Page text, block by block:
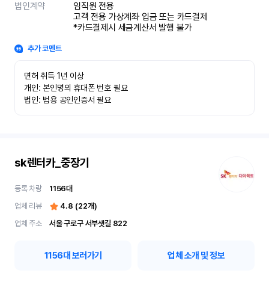
법인계약
임직원 전용
고객 전용 가상계좌 입금 또는 카드결제
*카드결제시 세금계산서 발행 불가
추가 코멘트
면허 취득 1년 이상
개인: 본인명의 휴대폰 번호 필요
법인: 범용 공인인증서 필요
sk렌터카_중장기
등록 차량 1156대
업체 리뷰
4.8 (22개)
업체 주소
서울 구로구 서부샛길 822
1156대 보러가기 업체 소개 및 정보